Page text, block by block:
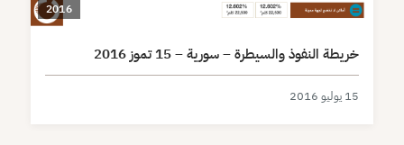
2016
خريطة النفوذ والسيطرة – سورية – 15 تموز 2016
15 يوليو 2016